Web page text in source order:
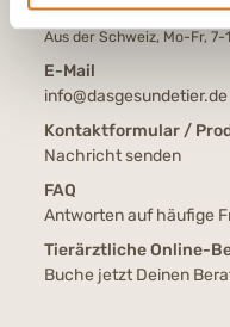
Tel.:+41 (0)615 880
Aus der Schweiz, Mo-Fr, 7-
E-Mail
info@dasgesundetier.de
Kontaktformular /
Nachricht senden
FAQ
Antworten auf häufige
Tierärztliche Online-
Buche jetzt Deinen